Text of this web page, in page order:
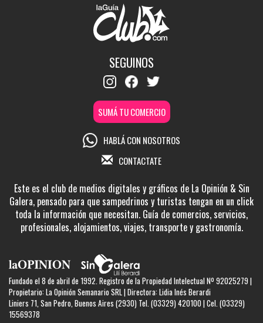
SEGUINOS
SUMÁ TU COMERCIO
HABLÁ CON NOSOTROS
CONTACTATE
Este es el club de medios digitales y gráficos de La Opinión & Sin
Galera, pensado para que sampedrinos y turistas tengan en un click
toda la información que necesitan. Guía de comercios, servicios,
profesionales, alojamientos, viajes, transporte y gastronomía.
Fundado el 8 de abril de 1992. Registro de la Propiedad Intelectual Nº 92025279 |
Propietario: La Opinión Semanario SRL | Directora: Lidia Inés Berardi
Liniers 71, San Pedro, Buenos Aires (2930) Tel. (03329) 420100 | Cel. (03329)
15569378